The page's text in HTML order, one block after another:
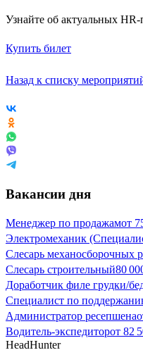
Узнайте об актуальных
Купить билет
Назад к списку
Вакансии дня
Менеджер по продажамот
Электромеханик
Слесарь механосборочных
Слесарь строительный80
Доработчик филе грудки/
Специалист по
Администратор ресепшена
Водитель-экспедиторот 82
HeadHunter